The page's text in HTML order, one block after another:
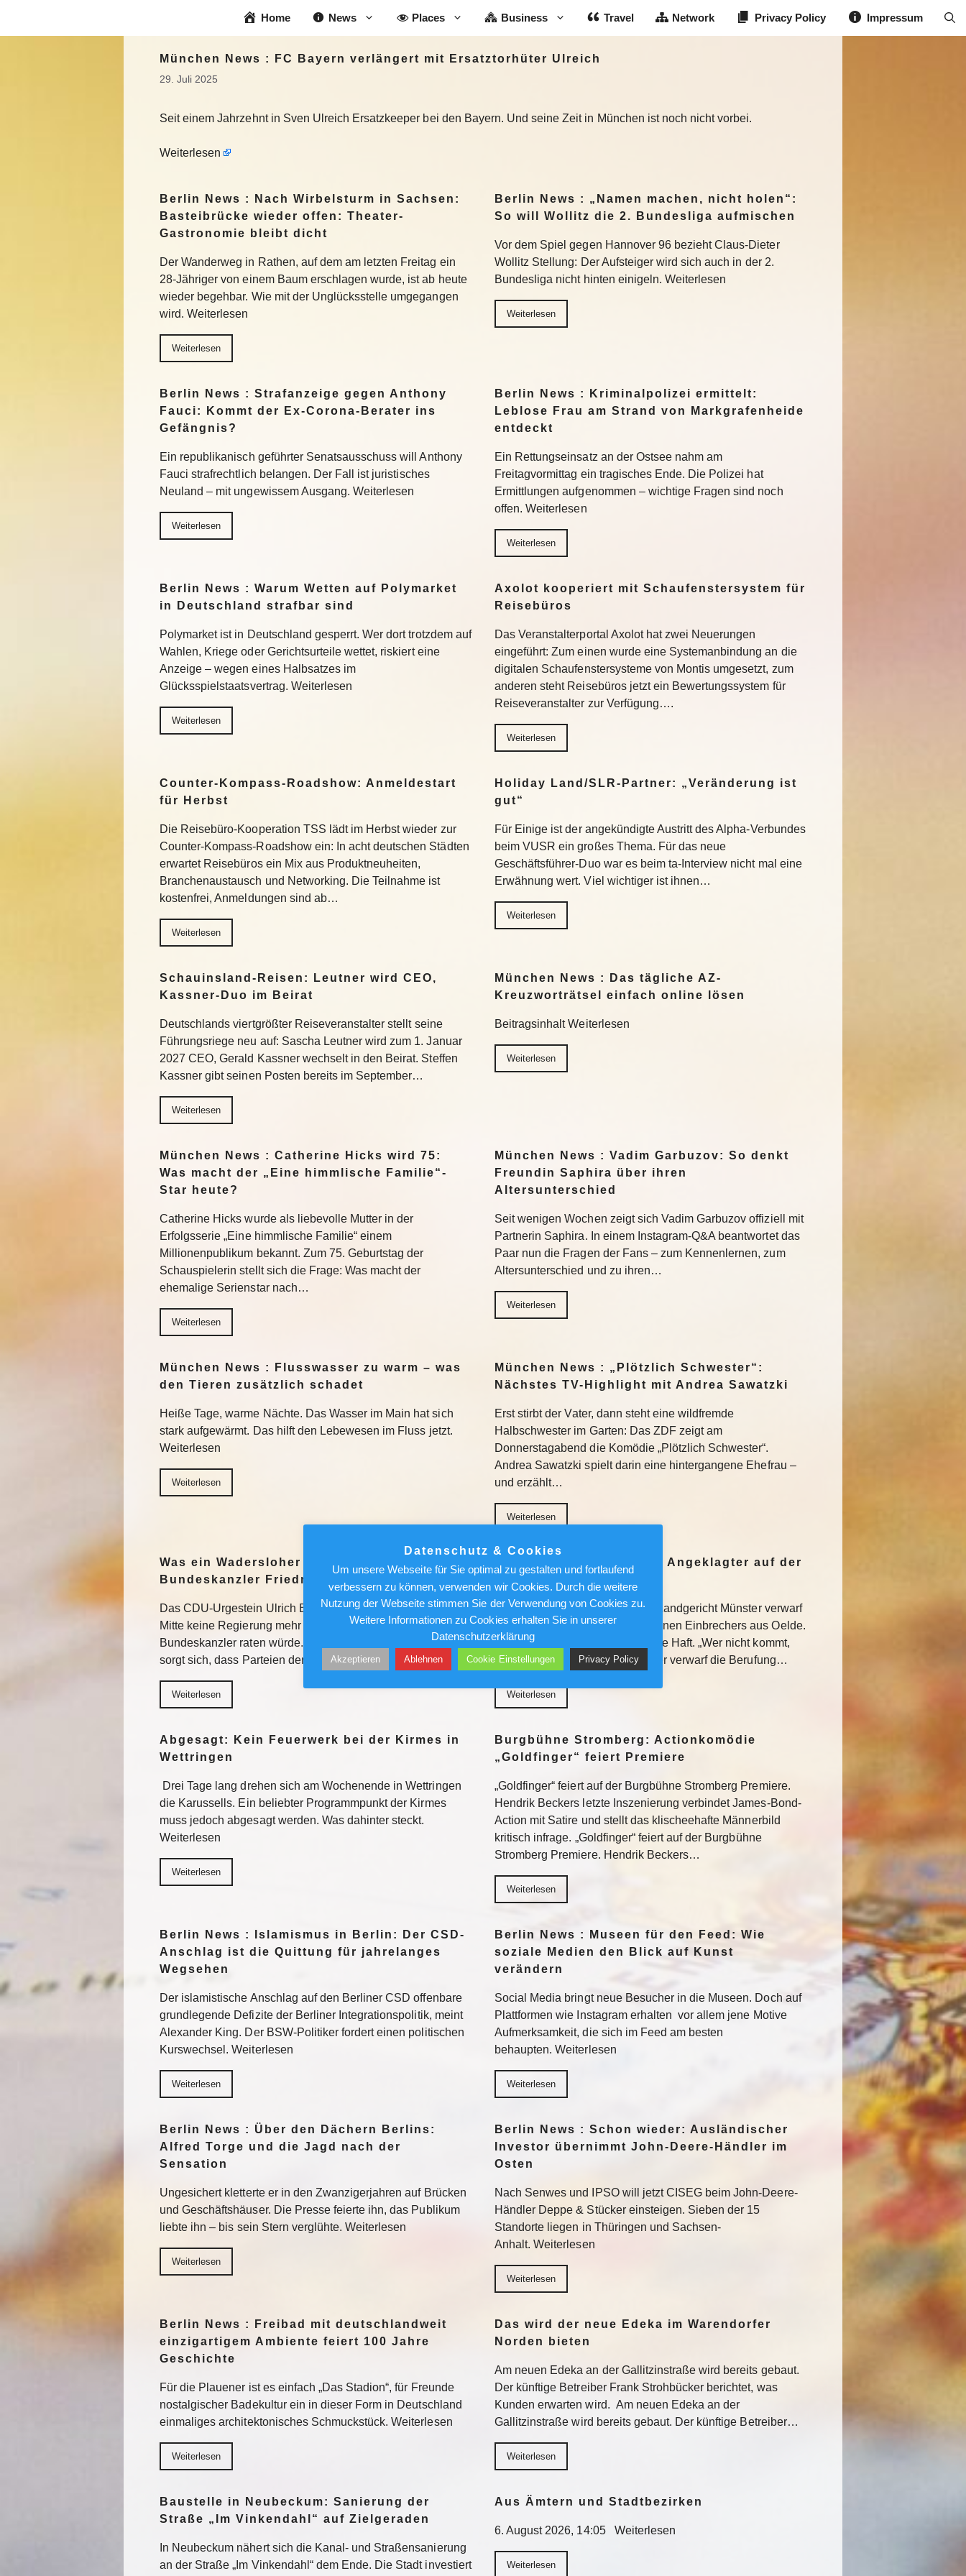
Home News Places Business Travel Network Privacy Policy Impressum
München News : FC Bayern verlängert mit Ersatztorhüter Ulreich
29. Juli 2025
Seit einem Jahrzehnt in Sven Ulreich Ersatzkeeper bei den Bayern. Und seine Zeit in München ist noch nicht vorbei.
Weiterlesen
Berlin News : Nach Wirbelsturm in Sachsen:
Basteibrücke wieder offen: Theater-
Gastronomie bleibt dicht
Der Wanderweg in Rathen, auf dem am letzten Freitag ein
28-Jähriger von einem Baum erschlagen wurde, ist ab heute
wieder begehbar. Wie mit der Unglücksstelle umgegangen
wird. Weiterlesen
Weiterlesen
Berlin News : „Namen machen, nicht holen“:
So will Wollitz die 2. Bundesliga aufmischen
Vor dem Spiel gegen Hannover 96 bezieht Claus-Dieter
Wollitz Stellung: Der Aufsteiger wird sich auch in der 2.
Bundesliga nicht hinten einigeln. Weiterlesen
Weiterlesen
Berlin News : Strafanzeige gegen Anthony
Fauci: Kommt der Ex-Corona-Berater ins
Gefängnis?
Ein republikanisch geführter Senatsausschuss will Anthony
Fauci strafrechtlich belangen. Der Fall ist juristisches
Neuland – mit ungewissem Ausgang. Weiterlesen
Weiterlesen
Berlin News : Kriminalpolizei ermittelt:
Leblose Frau am Strand von Markgrafenheide
entdeckt
Ein Rettungseinsatz an der Ostsee nahm am
Freitagvormittag ein tragisches Ende. Die Polizei hat
Ermittlungen aufgenommen – wichtige Fragen sind noch
offen. Weiterlesen
Weiterlesen
Berlin News : Warum Wetten auf Polymarket
in Deutschland strafbar sind
Polymarket ist in Deutschland gesperrt. Wer dort trotzdem auf
Wahlen, Kriege oder Gerichtsurteile wettet, riskiert eine
Anzeige – wegen eines Halbsatzes im
Glücksspielstaatsvertrag. Weiterlesen
Weiterlesen
Axolot kooperiert mit Schaufenstersystem für
Reisebüros
Das Veranstalterportal Axolot hat zwei Neuerungen
eingeführt: Zum einen wurde eine Systemanbindung an die
digitalen Schaufenstersysteme von Montis umgesetzt, zum
anderen steht Reisebüros jetzt ein Bewertungssystem für
Reiseveranstalter zur Verfügung….
Weiterlesen
Counter-Kompass-Roadshow: Anmeldestart
für Herbst
Die Reisebüro-Kooperation TSS lädt im Herbst wieder zur
Counter-Kompass-Roadshow ein: In acht deutschen Städten
erwartet Reisebüros ein Mix aus Produktneuheiten,
Branchenaustausch und Networking. Die Teilnahme ist
kostenfrei, Anmeldungen sind ab…
Weiterlesen
Holiday Land/SLR-Partner: „Veränderung ist
gut“
Für Einige ist der angekündigte Austritt des Alpha-Verbundes
beim VUSR ein großes Thema. Für das neue
Geschäftsführer-Duo war es beim ta-Interview nicht mal eine
Erwähnung wert. Viel wichtiger ist ihnen…
Weiterlesen
Schauinsland-Reisen: Leutner wird CEO,
Kassner-Duo im Beirat
Deutschlands viertgrößter Reiseveranstalter stellt seine
Führungsriege neu auf: Sascha Leutner wird zum 1. Januar
2027 CEO, Gerald Kassner wechselt in den Beirat. Steffen
Kassner gibt seinen Posten bereits im September…
Weiterlesen
München News : Das tägliche AZ-
Kreuzworträtsel einfach online lösen
Beitragsinhalt Weiterlesen
Weiterlesen
München News : Catherine Hicks wird 75:
Was macht der „Eine himmlische Familie“-
Star heute?
Catherine Hicks wurde als liebevolle Mutter in der
Erfolgsserie „Eine himmlische Familie“ einem
Millionenpublikum bekannt. Zum 75. Geburtstag der
Schauspielerin stellt sich die Frage: Was macht der
ehemalige Serienstar nach…
Weiterlesen
München News : Vadim Garbuzov: So denkt
Freundin Saphira über ihren
Altersunterschied
Seit wenigen Wochen zeigt sich Vadim Garbuzov offiziell mit
Partnerin Saphira. In einem Instagram-Q&A beantwortet das
Paar nun die Fragen der Fans – zum Kennenlernen, zum
Altersunterschied und zu ihren…
Weiterlesen
München News : Flusswasser zu warm – was
den Tieren zusätzlich schadet
Heiße Tage, warme Nächte. Das Wasser im Main hat sich
stark aufgewärmt. Das hilft den Lebewesen im Fluss jetzt.
Weiterlesen
Weiterlesen
München News : „Plötzlich Schwester“:
Nächstes TV-Highlight mit Andrea Sawatzki
Erst stirbt der Vater, dann steht eine wildfremde
Halbschwester im Garten: Das ZDF zeigt am
Donnerstagabend die Komödie „Plötzlich Schwester“.
Andrea Sawatzki spielt darin eine hintergangene Ehefrau –
und erzählt…
Weiterlesen
Was ein Wadersloher CDU-Urgestein dem
Bundeskanzler Friedrich Merz raten würde
Das CDU-Urgestein Ulrich Bösl sorgt sich, dass Parteien der
Mitte keine Regierung mehr bilden könnten. Was er dem
Bundeskanzler raten würde. Das CDU-Urgestein Ulrich Bösl
sorgt sich, dass Parteien der Mitte…
Weiterlesen
Einbruchsserie in Oelde: Angeklagter auf der
Flucht
„Wer nicht kommt, verliert“: Das Landgericht Münster verwarf
die Berufung eines verschwundenen Einbrechers aus Oelde.
Ihm drohen mindestens drei Jahre Haft. „Wer nicht kommt,
verliert“: Das Landgericht Münster verwarf die Berufung…
Weiterlesen
Abgesagt: Kein Feuerwerk bei der Kirmes in
Wettringen
Drei Tage lang drehen sich am Wochenende in Wettringen
die Karussells. Ein beliebter Programmpunkt der Kirmes
muss jedoch abgesagt werden. Was dahinter steckt.
Weiterlesen
Weiterlesen
Burgbühne Stromberg: Actionkomödie
„Goldfinger“ feiert Premiere
„Goldfinger“ feiert auf der Burgbühne Stromberg Premiere.
Hendrik Beckers letzte Inszenierung verbindet James-Bond-
Action mit Satire und stellt das klischeehafte Männerbild
kritisch infrage. „Goldfinger“ feiert auf der Burgbühne
Stromberg Premiere. Hendrik Beckers…
Weiterlesen
Berlin News : Islamismus in Berlin: Der CSD-
Anschlag ist die Quittung für jahrelanges
Wegsehen
Der islamistische Anschlag auf den Berliner CSD offenbare
grundlegende Defizite der Berliner Integrationspolitik, meint
Alexander King. Der BSW-Politiker fordert einen politischen
Kurswechsel. Weiterlesen
Weiterlesen
Berlin News : Museen für den Feed: Wie
soziale Medien den Blick auf Kunst
verändern
Social Media bringt neue Besucher in die Museen. Doch auf
Plattformen wie Instagram erhalten vor allem jene Motive
Aufmerksamkeit, die sich im Feed am besten
behaupten. Weiterlesen
Weiterlesen
Berlin News : Über den Dächern Berlins:
Alfred Torge und die Jagd nach der
Sensation
Ungesichert kletterte er in den Zwanzigerjahren auf Brücken
und Geschäftshäuser. Die Presse feierte ihn, das Publikum
liebte ihn – bis sein Stern verglühte. Weiterlesen
Weiterlesen
Berlin News : Schon wieder: Ausländischer
Investor übernimmt John-Deere-Händler im
Osten
Nach Senwes und IPSO will jetzt CISEG beim John-Deere-
Händler Deppe & Stücker einsteigen. Sieben der 15
Standorte liegen in Thüringen und Sachsen-
Anhalt. Weiterlesen
Weiterlesen
Berlin News : Freibad mit deutschlandweit
einzigartigem Ambiente feiert 100 Jahre
Geschichte
Für die Plauener ist es einfach „Das Stadion“, für Freunde
nostalgischer Badekultur ein in dieser Form in Deutschland
einmaliges architektonisches Schmuckstück. Weiterlesen
Weiterlesen
Das wird der neue Edeka im Warendorfer
Norden bieten
Am neuen Edeka an der Gallitzinstraße wird bereits gebaut.
Der künftige Betreiber Frank Strohbücker berichtet, was
Kunden erwarten wird. Am neuen Edeka an der
Gallitzinstraße wird bereits gebaut. Der künftige Betreiber…
Weiterlesen
Baustelle in Neubeckum: Sanierung der
Straße „Im Vinkendahl“ auf Zielgeraden
In Neubeckum nähert sich die Kanal- und Straßensanierung
an der Straße „Im Vinkendahl“ dem Ende. Die Stadt investiert
Aus Ämtern und Stadtbezirken
6. August 2026, 14:05 Weiterlesen
Weiterlesen
Datenschutz & Cookies
Um unsere Webseite für Sie optimal zu gestalten und fortlaufend
verbessern zu können, verwenden wir Cookies. Durch die weitere
Nutzung der Webseite stimmen Sie der Verwendung von Cookies zu.
Weitere Informationen zu Cookies erhalten Sie in unserer
Datenschutzerklärung
Akzeptieren Ablehnen Cookie Einstellungen Privacy Policy